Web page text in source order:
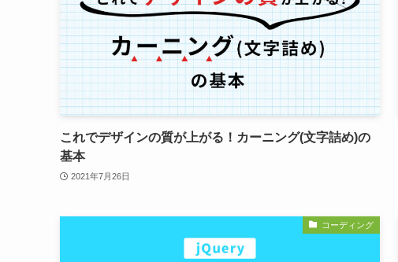
これでデザインの質が上がる！カーニング(文字詰め)の
基本
2021年7月26日
コーディング